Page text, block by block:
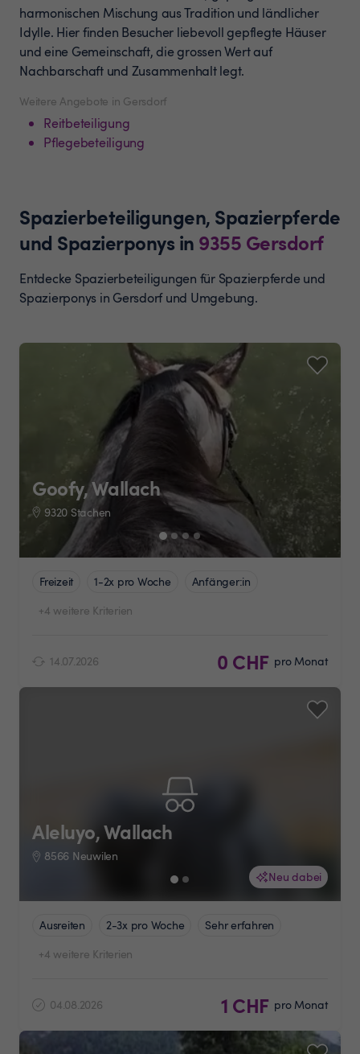
Weitere Angebote in Gersdorf
Reitbeteiligung
Pflegebeteiligung
harmonischen Mischung aus Tradition und ländlicher
Idylle. Hier finden Besucher liebevoll gepflegte Häuser
und eine Gemeinschaft, die grossen Wert auf
Nachbarschaft und Zusammenhalt legt.
Spazierbeteiligungen, Spazierpferde
und Spazierponys in 9355 Gersdorf
Entdecke Spazierbeteiligungen für Spazierpferde und
Spazierponys in Gersdorf und Umgebung.
Goofy, Wallach
9320 Stachen
Freizeit 1-2x pro Woche
Anfänger:in
+4 weitere Kriterien
14.07.2026 0 CHF pro Monat
Neu dabei
Aleluyo, Wallach
8566 Neuwilen
Ausreiten 2-3x pro Woche
Sehr erfahren
+4 weitere Kriterien
04.08.2026 1 CHF pro Monat